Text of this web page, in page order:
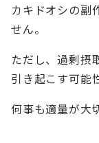
カキドオシの副
せん。
ただし、過剰摂
引き起こす可能
何事も適量が大